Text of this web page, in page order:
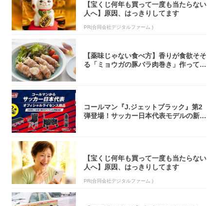
【宝くじ何年も買って一度も当たらない
人へ】原因、はっきりしてます
PR(合同会社デジタルファーム )
【薬味じゃない食べ方】香りが食欲そそ
る「ミョウガの豚バラ肉巻き」作ってみ
コールマン『J.ジェットブラック』第2
弾登場！サッカー日本代表モデルの新作
【宝くじ何年も買って一度も当たらない
人へ】原因、はっきりしてます
PR(合同会社デジタルファーム )